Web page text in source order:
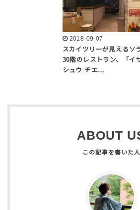
2018-09-07
スカイツリーが見えるソ
30階のレストラン、「イ
シュウ チエ…
ABOUT